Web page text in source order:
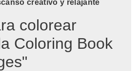
creativo y relajante
colorear
Coloring Book